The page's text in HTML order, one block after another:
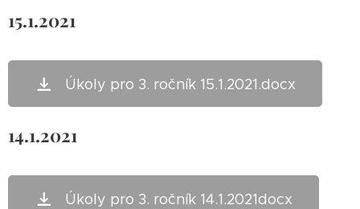
15.1.2021
Úkoly pro 3. ročník 15.1.2021.docx
14.1.2021
Úkoly pro 3. ročník 14.1.2021docx